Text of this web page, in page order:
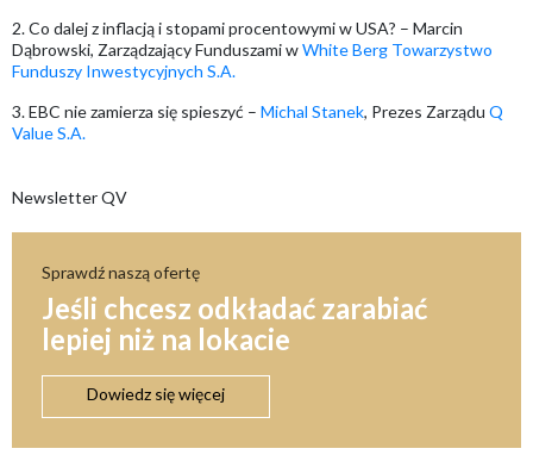
2. Co dalej z inflacją i stopami procentowymi w USA? – Marcin
Dąbrowski, Zarządzający Funduszami wWhite Berg Towarzystwo
Funduszy Inwestycyjnych S.A.
3. EBC nie zamierza się spieszyć – Michal Stanek, Prezes Zarządu Q
Value S.A.
Newsletter QV
Sprawdź naszą ofertę
Jeśli chcesz odkładać zarabiać
lepiej niż na lokacie
Dowiedz się więcej